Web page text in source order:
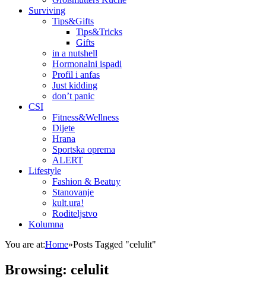
Surviving
Tips&Gifts
Tips&Tricks
Gifts
in a nutshell
Hormonalni ispadi
Profil i anfas
Just kidding
don’t panic
CSI
Fitness&Wellness
Dijete
Hrana
Sportska oprema
ALERT
Lifestyle
Fashion & Beatuy
Stanovanje
kult.ura!
Roditeljstvo
Kolumna
You are at:Home»Posts Tagged "celulit"
Browsing: celulit